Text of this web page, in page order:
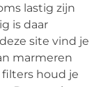
lastig zijn
is daar
site vind je
marmeren
houd je